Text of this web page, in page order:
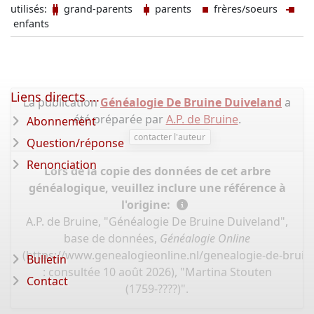
utilisés:
grand-parents parents
frères/soeurs
enfants
La publicationGénéalogie De Bruine Duiveland a
été préparée parA.P. de Bruine.
contacter l'auteur
Lors de la copie des données de cet arbre
généalogique, veuillez inclure une référence à
l'origine:
A.P. de Bruine, "Généalogie De Bruine Duiveland",
base de données, Généalogie Online
(https://www.genealogieonline.nl/genealogie-de-
: consultée 10 août 2026), "Martina Stouten
(1759-????)".
Liens directs ...
Abonnement
Question/réponse
Renonciation
Bulletin
Contact